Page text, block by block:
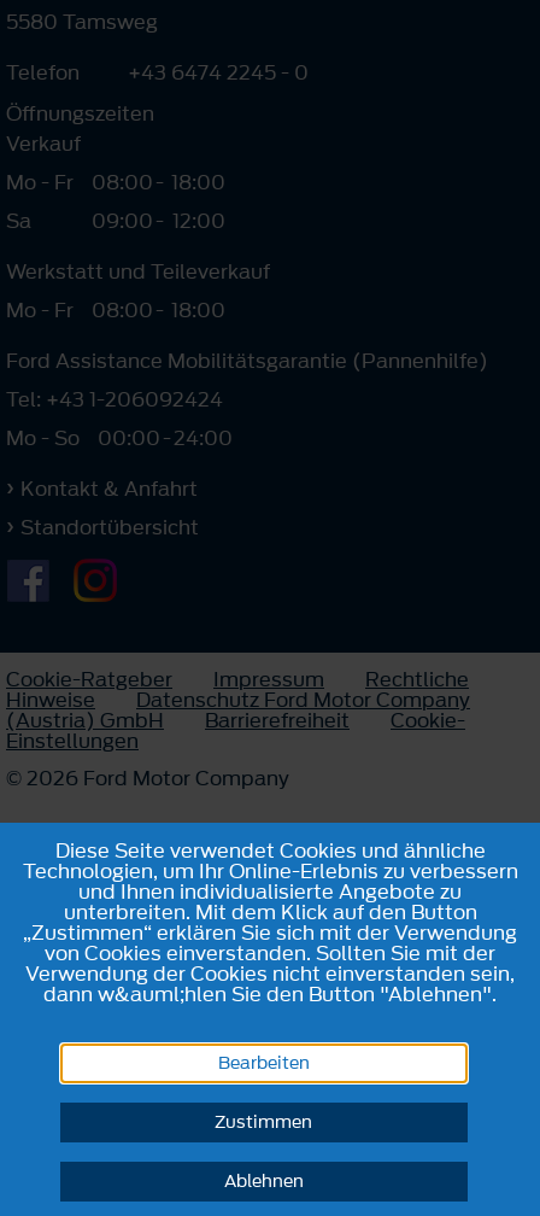
5580 Tamsweg
Telefon
+43 6474 2245 - 0
Öffnungszeiten
Verkauf
Mo - Fr
08:00- 18:00
Sa
09:00- 12:00
Werkstatt und Teileverkauf
Mo - Fr
08:00- 18:00
Ford Assistance Mobilitätsgarantie (Pannenhilfe)
Tel: +43 1-206092424
Mo - So
00:00-24:00
Kontakt & Anfahrt
Standortübersicht
Cookie-Ratgeber Impressum Rechtliche
Hinweise Datenschutz Ford Motor Company
(Austria) GmbH Barrierefreiheit Cookie-
Einstellungen
© 2026 Ford Motor Company
Diese Seite verwendet Cookies und ähnliche
Technologien, um Ihr Online-Erlebnis zu verbessern
und Ihnen individualisierte Angebote zu
unterbreiten. Mit dem Klick auf den Button
„Zustimmen“ erklären Sie sich mit der Verwendung
von Cookies einverstanden. Sollten Sie mit der
Verwendung der Cookies nicht einverstanden sein,
dann w&auml;hlen Sie den Button "Ablehnen".
Bearbeiten
Zustimmen
Ablehnen